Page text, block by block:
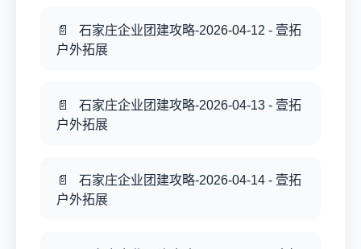
石家庄企业团建攻略-2026-04-12 - 壹拓
户外拓展
石家庄企业团建攻略-2026-04-13 - 壹拓
户外拓展
石家庄企业团建攻略-2026-04-14 - 壹拓
户外拓展